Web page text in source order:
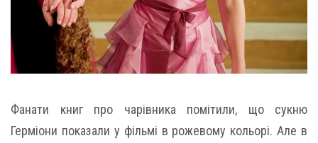
Фанати книг про чарівника помітили, що сукню
Герміони показали у фільмі в рожевому кольорі. Але в